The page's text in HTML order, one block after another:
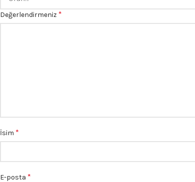
Değerlendirmeniz *
İsim *
E-posta *